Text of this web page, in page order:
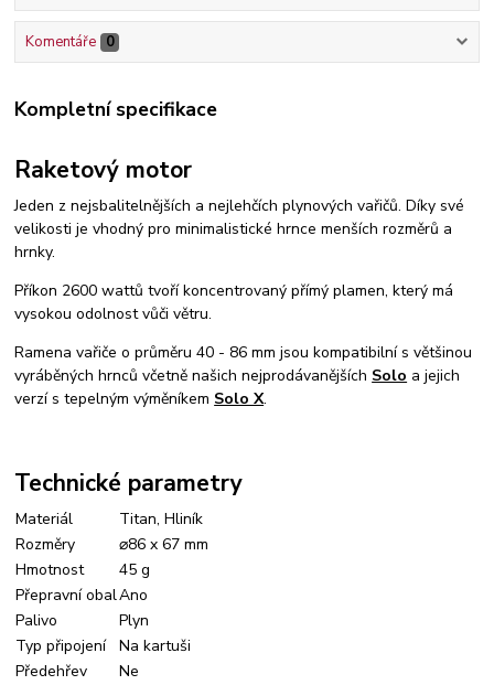
Komentáře 0
Kompletní specifikace
Raketový motor
Jeden z nejsbalitelnějších a nejlehčích plynových vařičů. Díky své
velikosti je vhodný pro minimalistické hrnce menších rozměrů a
hrnky.
Příkon 2600 wattů tvoří koncentrovaný přímý plamen, který má
vysokou odolnost vůči větru.
Ramena vařiče o průměru 40 - 86 mm jsou kompatibilní s většinou
vyráběných hrnců včetně našich nejprodávanějších Solo a jejich
verzí s tepelným výměníkem Solo X.
Technické parametry
Materiál
Titan, Hliník
Rozměry
⌀86 x 67 mm
Hmotnost
45 g
Přepravní obalAno
Palivo
Plyn
Typ připojení
Na kartuši
Předehřev
Ne